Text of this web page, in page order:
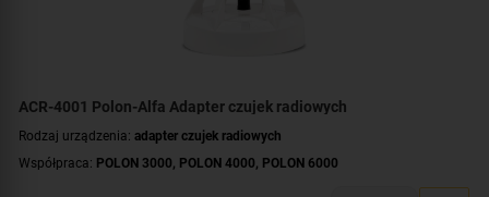
ACR-4001 Polon-Alfa Adapter czujek radiowych
Rodzaj urządzenia: adapter czujek radiowych
Współpraca: POLON 3000 POLON 4000 POLON 6000